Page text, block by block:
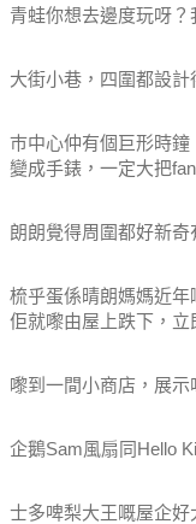
青蛙你想去邊度玩呀
大街小巷，四圍都設
巿中心仲有個巨形時
變成手錶，一定大把
朗朗覺得周圍都好新奇
梳乎蛋係晴朗媽媽近
佢就嚟由屋上跌下，
嚟到一間小商店，展
企鵝Sam風扇同Hello
士多啤梨大王嘅屋企好